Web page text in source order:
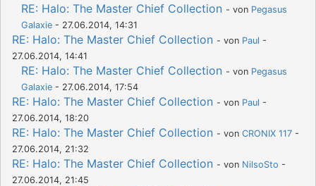
RE: Halo: The Master Chief Collection - von Pegasus
Galaxie - 27.06.2014, 14:31
RE: Halo: The Master Chief Collection - von Paul -
27.06.2014, 14:41
RE: Halo: The Master Chief Collection - von Pegasus
Galaxie - 27.06.2014, 17:54
RE: Halo: The Master Chief Collection - von Paul -
27.06.2014, 18:20
RE: Halo: The Master Chief Collection - von CRONIX 117 -
27.06.2014, 21:32
RE: Halo: The Master Chief Collection - von NilsoSto -
27.06.2014, 21:45